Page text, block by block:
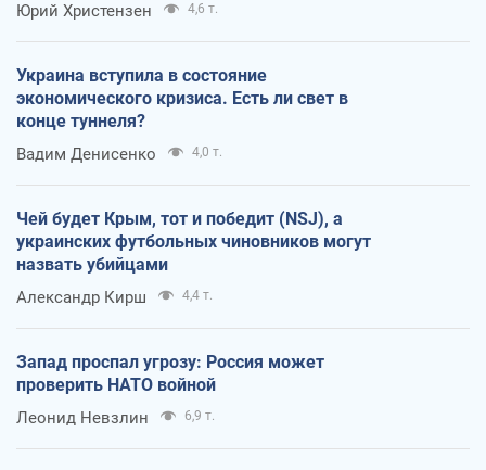
Юрий Христензен 4,6 т.
Украина вступила в состояние
экономического кризиса. Есть ли свет в
конце туннеля?
Вадим Денисенко 4,0 т.
Чей будет Крым, тот и победит (NSJ), а
украинских футбольных чиновников могут
назвать убийцами
Александр Кирш 4,4 т.
Запад проспал угрозу: Россия может
проверить НАТО войной
Леонид Невзлин 6,9 т.